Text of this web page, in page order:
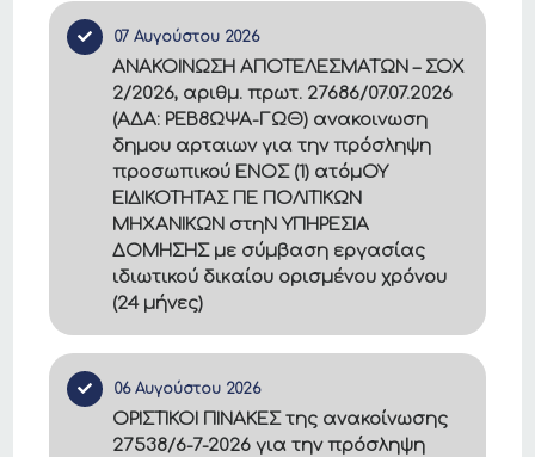
07 Αυγούστου 2026
ΑΝΑΚΟΙΝΩΣΗ ΑΠΟΤΕΛΕΣΜΑΤΩΝ – ΣΟΧ
2/2026, αριθμ. πρωτ. 27686/07.07.2026
(ΑΔΑ: ΡΕΒ8ΩΨΑ-ΓΩΘ) ανακοινωση
δημου αρταιων για την πρόσληψη
προσωπικού ΕΝΟΣ (1) ατόμΟΥ
ΕΙΔΙΚΟΤΗΤΑΣ ΠΕ ΠΟΛΙΤΙΚΩΝ
ΜΗΧΑΝΙΚΩΝ στηΝ ΥΠΗΡΕΣΙΑ
ΔΟΜΗΣΗΣ με σύμβαση εργασίας
ιδιωτικού δικαίου ορισμένου χρόνου
(24 μήνες)
06 Αυγούστου 2026
ΟΡΙΣΤΙΚΟΙ ΠΙΝΑΚΕΣ της ανακοίνωσης
27538/6-7-2026 για την πρόσληψη